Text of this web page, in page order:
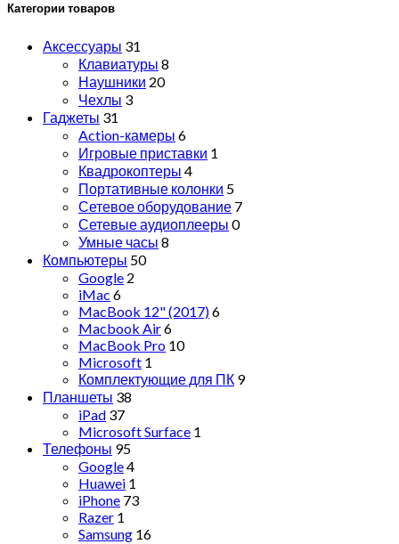
Категории товаров
Аксессуары 31
Клавиатуры 8
Наушники 20
Чехлы 3
Гаджеты 31
Action-камеры 6
Игровые приставки 1
Квадрокоптеры 4
Портативные колонки 5
Сетевое оборудование 7
Сетевые аудиоплееры 0
Умные часы 8
Компьютеры 50
Google 2
iMac 6
MacBook 12" (2017)6
Macbook Air6
MacBook Pro 10
Microsoft 1
Комплектующие для ПК 9
Планшеты 38
iPad 37
Microsoft Surface 1
Телефоны 95
Google4
Huawei 1
iPhone 73
Razer 1
Samsung 16